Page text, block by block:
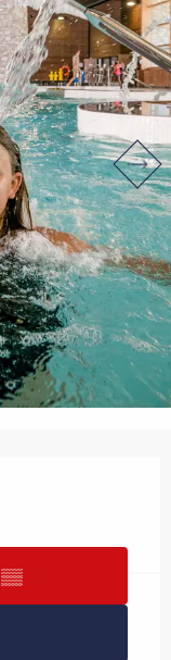
▒▒